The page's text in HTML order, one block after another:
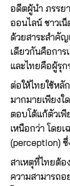
อดีตผู้นำ ภรรย
ออนไลน์ ชาวเ
ด้วยสาระสำคัญ
เดียวกันคือการ
และไทยคือผู้รุก
ต่อให้ไทยใช้หลั
มากมายเพียงใ
ตอบโต้แก้ตัวเพี
เหนือกว่า โดยเ
(perception) ซึ่
สาเหตุที่ไทยต้อ
ความสามารถอ